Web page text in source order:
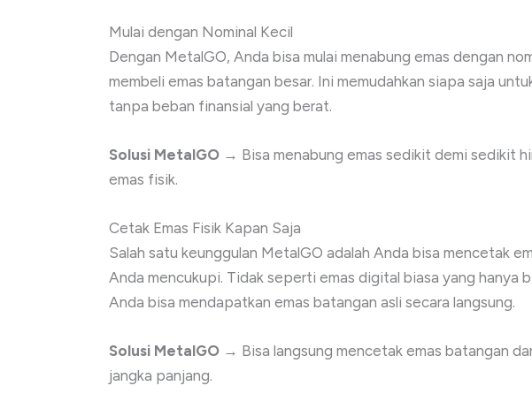
Mulai dengan Nominal Kecil
Dengan MetalGO, Anda bisa mulai menabung emas dengan
membeli emas batangan besar. Ini memudahkan siapa saja
tanpa beban finansial yang berat.
Solusi MetalGO → Bisa menabung emas sedikit demi sedikit
emas fisik.
Cetak Emas Fisik Kapan Saja
Salah satu keunggulan MetalGO adalah Anda bisa mencetak
Anda mencukupi. Tidak seperti emas digital biasa yang hanya
Anda bisa mendapatkan emas batangan asli secara langsung.
Solusi MetalGO → Bisa langsung mencetak emas batangan
jangka panjang.